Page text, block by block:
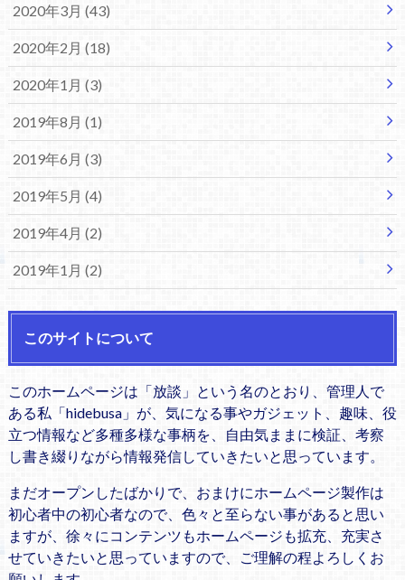
2020年3月 (43)
2020年2月 (18)
2020年1月 (3)
2019年8月 (1)
2019年6月 (3)
2019年5月 (4)
2019年4月 (2)
2019年1月 (2)
このサイトについて
このホームページは「放談」という名のとおり、管理人で
ある私「hidebusa」が、気になる事やガジェット、趣味、役
立つ情報など多種多様な事柄を、自由気ままに検証、考察
し書き綴りながら情報発信していきたいと思っています。
まだオープンしたばかりで、おまけにホームページ製作は
初心者中の初心者なので、色々と至らない事があると思い
ますが、徐々にコンテンツもホームページも拡充、充実さ
せていきたいと思っていますので、ご理解の程よろしくお